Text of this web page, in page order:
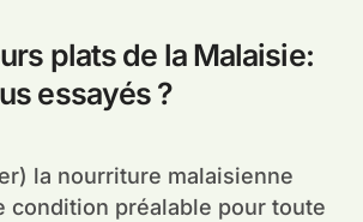
plats de la Malaisie:
essayés ?
condition préalable pour toute